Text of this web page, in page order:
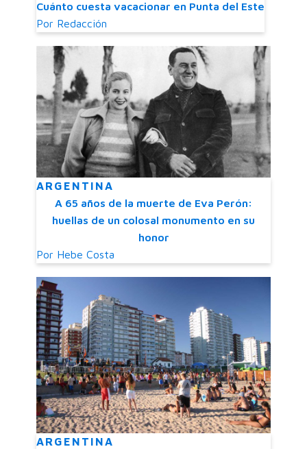
Cuánto cuesta vacacionar en Punta del Este
Por Redacción
ARGENTINA
A 65 años de la muerte de Eva Perón:
huellas de un colosal monumento en su
honor
Por Hebe Costa
ARGENTINA